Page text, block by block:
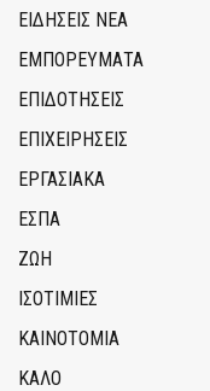
ΕΙΔΗΣΕΙΣ ΝΕΑ
ΕΜΠΟΡΕΥΜΑΤΑ
ΕΠΙΔΟΤΗΣΕΙΣ
ΕΠΙΧΕΙΡΗΣΕΙΣ
ΕΡΓΑΣΙΑΚΑ
ΕΣΠΑ
ΖΩΗ
ΙΣΟΤΙΜΙΕΣ
ΚΑΙΝΟΤΟΜΊΑ
ΚΑΛΟ